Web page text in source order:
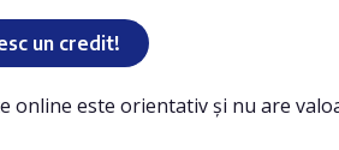
un credit!
online este orientativ și nu are